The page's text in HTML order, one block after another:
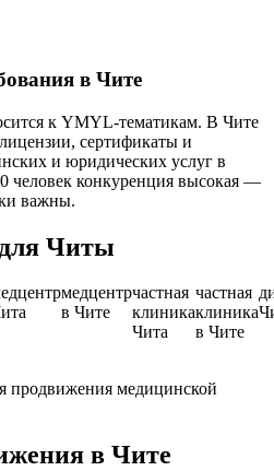
в Чите
к YMYL-тематикам. В Чите
сертификаты и
и юридических услуг в
человек конкуренция высокая —
важны.
Читы
медцентр
в Чите
частная
клиника
Чита
частная
клиника
в Чите
продвижения медицинской
в Чите